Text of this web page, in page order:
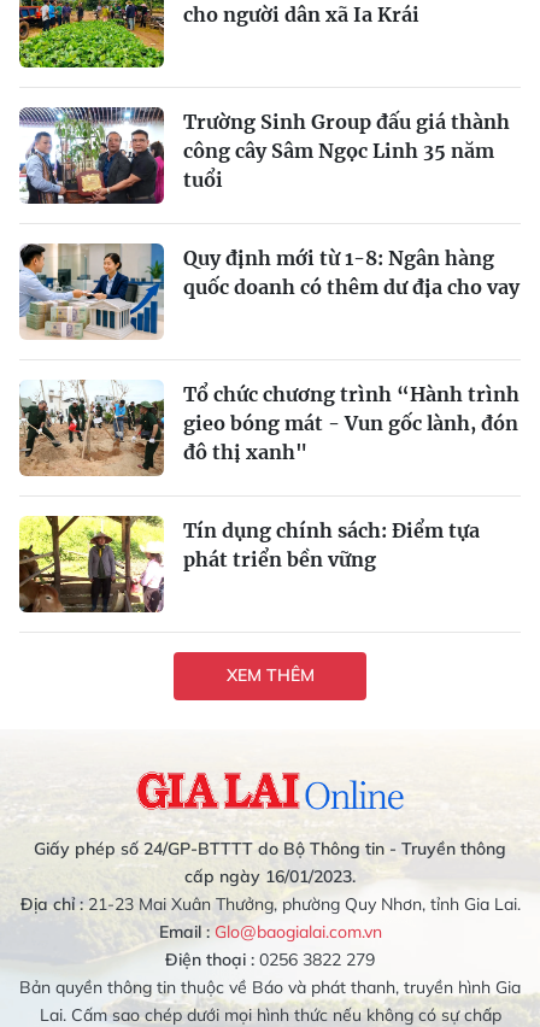
cho người dân xã Ia Krái
Trường Sinh Group đấu giá thành
công cây Sâm Ngọc Linh 35 năm
tuổi
Quy định mới từ 1-8: Ngân hàng
quốc doanh có thêm dư địa cho vay
Tổ chức chương trình “Hành trình
gieo bóng mát - Vun gốc lành, đón
đô thị xanh"
Tín dụng chính sách: Ðiểm tựa
phát triển bền vững
XEM THÊM
Giấy phép số 24/GP-BTTTT do Bộ Thông tin - Truyền thông
cấp ngày 16/01/2023.
Địa chỉ :21-23 Mai Xuân Thưởng, phường Quy Nhơn, tỉnh Gia Lai.
Email : Glo@baogialai.com.vn
Điện thoại : 0256 3822 279
Bản quyền thông tin thuộc về Báo và phát thanh, truyền hình Gia
Lai. Cấm sao chép dưới mọi hình thức nếu không có sự chấp